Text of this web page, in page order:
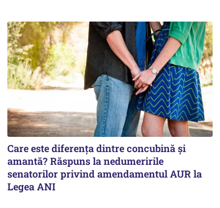
Care este diferența dintre concubină și
amantă? Răspuns la nedumeririle
senatorilor privind amendamentul AUR la
Legea ANI